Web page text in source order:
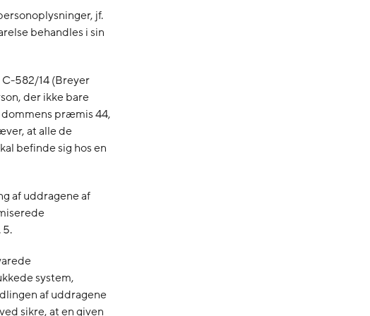
jf.
behandles i sin
582/14 (Breyer
der ikke bare
præmis 44,
at alle de
befinde sig hos en
af uddragene af
5.
system,
af uddragene
sikre, at en given